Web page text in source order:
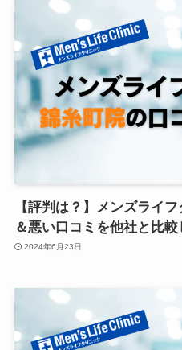
【評判は？】メンズライ
＆悪い口コミを他社と比
2024年6月23日